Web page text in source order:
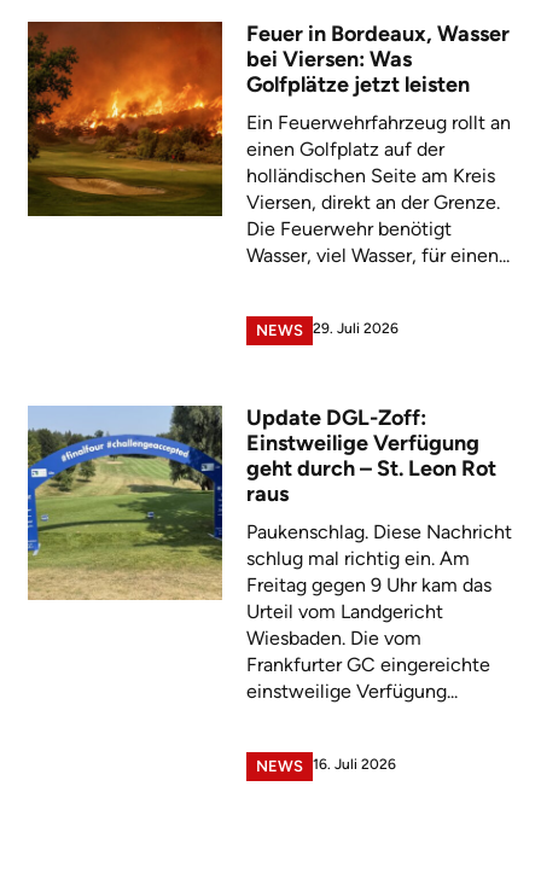
Feuer in Bordeaux, Wasser
bei Viersen: Was
Golfplätze jetzt leisten
Ein Feuerwehrfahrzeug rollt an
einen Golfplatz auf der
holländischen Seite am Kreis
Viersen, direkt an der Grenze.
Die Feuerwehr benötigt
Wasser, viel Wasser, für einen...
NEWS 29. Juli 2026
Update DGL-Zoff:
Einstweilige Verfügung
geht durch – St. Leon Rot
raus
Paukenschlag. Diese Nachricht
schlug mal richtig ein. Am
Freitag gegen 9 Uhr kam das
Urteil vom Landgericht
Wiesbaden. Die vom
Frankfurter GC eingereichte
einstweilige Verfügung...
NEWS 16. Juli 2026